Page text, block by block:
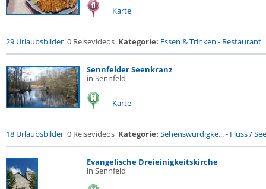
Karte
29 Urlaubsbilder 0 Reisevideos Kategorie: Essen & Trinken - Restaurant
Sennfelder Seenkranz
in Sennfeld
Karte
18 Urlaubsbilder 0 Reisevideos Kategorie: Sehenswürdigke...- Fluss /
Evangelische Dreieinigkeitskirche
in Sennfeld